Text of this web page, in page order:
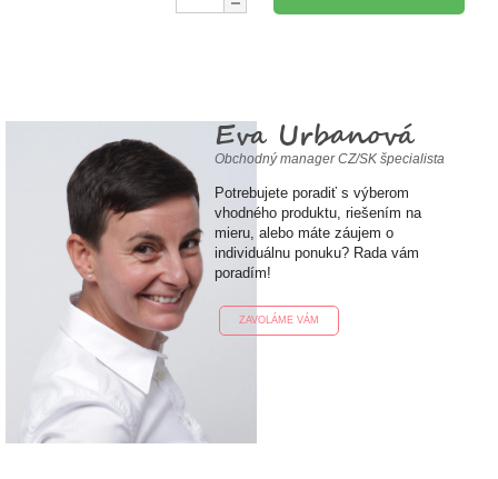
Eva Urbanová
Obchodný manager CZ/SK špecialista
Potrebujete poradiť s výberom
vhodného produktu, riešením na
mieru, alebo máte záujem o
individuálnu ponuku? Rada vám
poradím!
ZAVOLÁME VÁM